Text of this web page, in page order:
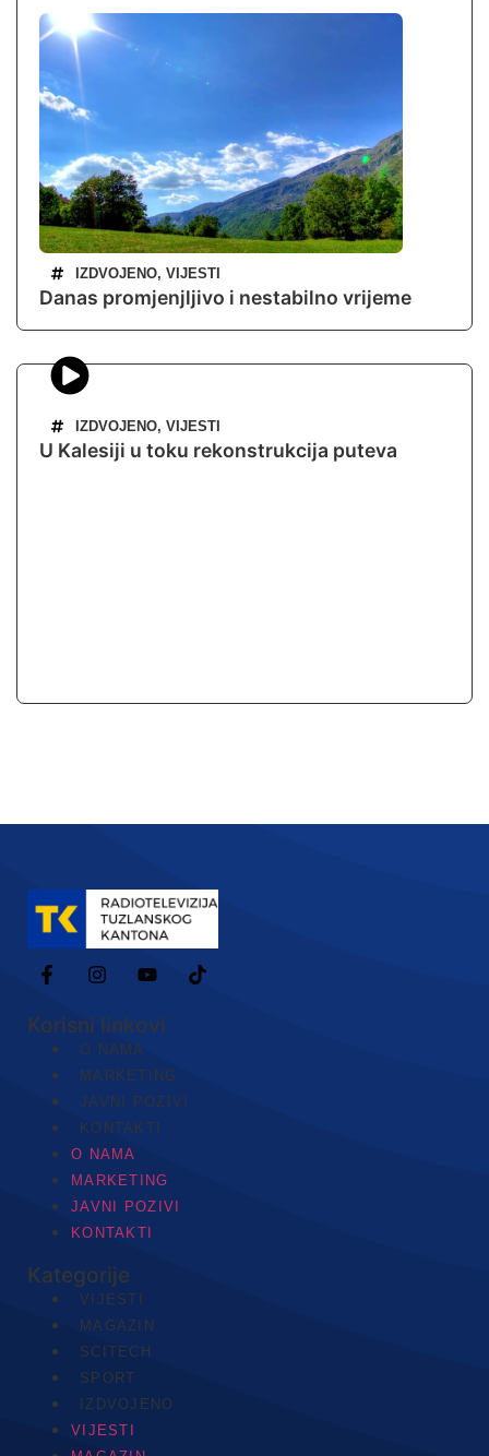
IZDVOJENO, VIJESTI
Danas promjenjljivo i nestabilno vrijeme
IZDVOJENO, VIJESTI
U Kalesiji u toku rekonstrukcija puteva
Korisni linkovi
O NAMA
MARKETING
JAVNI POZIVI
KONTAKTI
O NAMA
MARKETING
JAVNI POZIVI
KONTAKTI
Kategorije
VIJESTI
MAGAZIN
SCITECH
SPORT
IZDVOJENO
VIJESTI